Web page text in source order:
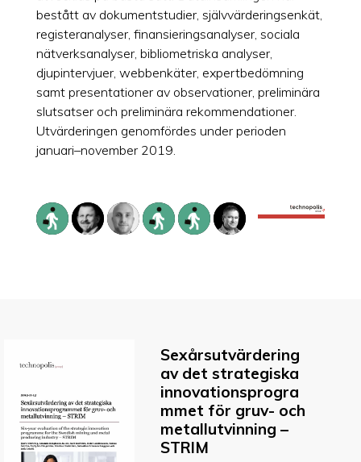
bestått av dokumentstudier, självvärderingsenkät,
registeranalyser, finansieringsanalyser, sociala
nätverksanalyser, bibliometriska analyser,
djupintervjuer, webbenkäter, expertbedömning
samt presentationer av observationer, preliminära
slutsatser och preliminära rekommendationer.
Utvärderingen genomfördes under perioden
januari–november 2019.
Sexårsutvärdering
av det strategiska
innovationsprogra
mmet för gruv- och
metallutvinning –
STRIM